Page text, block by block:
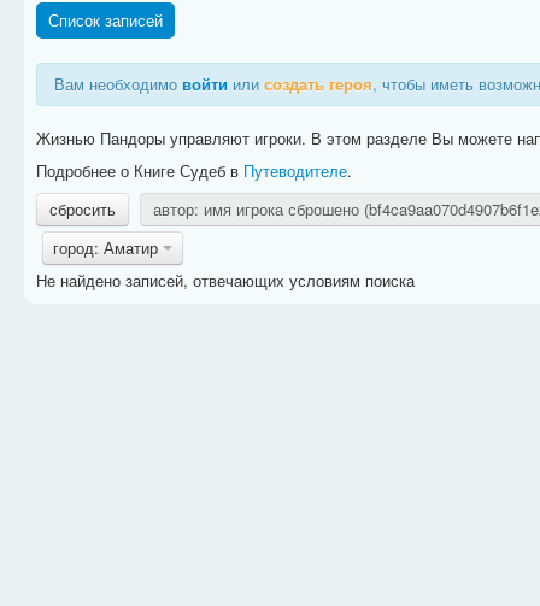
Список записей
Вам необходимо войти или создать героя, чтобы иметь
Жизнью Пандоры управляют игроки. В этом разделе Вы можете
Подробнее о Книге Судеб в Путеводителе.
сбросить
автор: имя игрока сброшено
город: Аматир
Не найдено записей, отвечающих условиям поиска